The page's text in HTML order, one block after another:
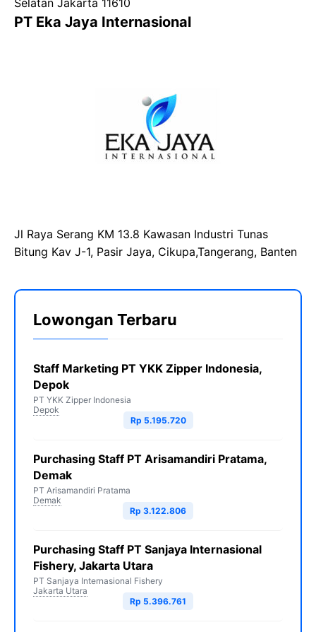
Selatan Jakarta 11610
PT Eka Jaya Internasional
Jl Raya Serang KM 13.8 Kawasan Industri Tunas
Bitung Kav J-1, Pasir Jaya, Cikupa,Tangerang, Banten
Lowongan Terbaru
Staff Marketing PT YKK Zipper Indonesia,
Depok
PT YKK Zipper Indonesia
Depok
Rp 5.195.720
Purchasing Staff PT Arisamandiri Pratama,
Demak
PT Arisamandiri Pratama
Demak
Rp 3.122.806
Purchasing Staff PT Sanjaya Internasional
Fishery, Jakarta Utara
PT Sanjaya Internasional Fishery
Jakarta Utara
Rp 5.396.761